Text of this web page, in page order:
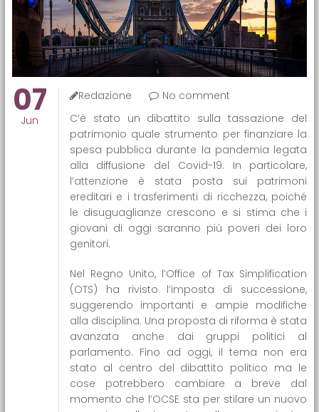
07
Jun
Redazione
No comment
C’è stato un dibattito sulla tassazione del
patrimonio quale strumento per finanziare la
spesa pubblica durante la pandemia legata
alla diffusione del Covid-19. In particolare,
l’attenzione è stata posta sui patrimoni
ereditari e i trasferimenti di ricchezza, poiché
le disuguaglianze crescono e si stima che i
giovani di oggi saranno più poveri dei loro
genitori.
Nel Regno Unito, l’Office of Tax Simplification
(OTS) ha rivisto l’imposta di successione,
suggerendo importanti e ampie modifiche
alla disciplina. Una proposta di riforma è stata
avanzata anche dai gruppi politici al
parlamento. Fino ad oggi, il tema non era
stato al centro del dibattito politico ma le
cose potrebbero cambiare a breve dal
momento che l’OCSE sta per stilare un nuovo